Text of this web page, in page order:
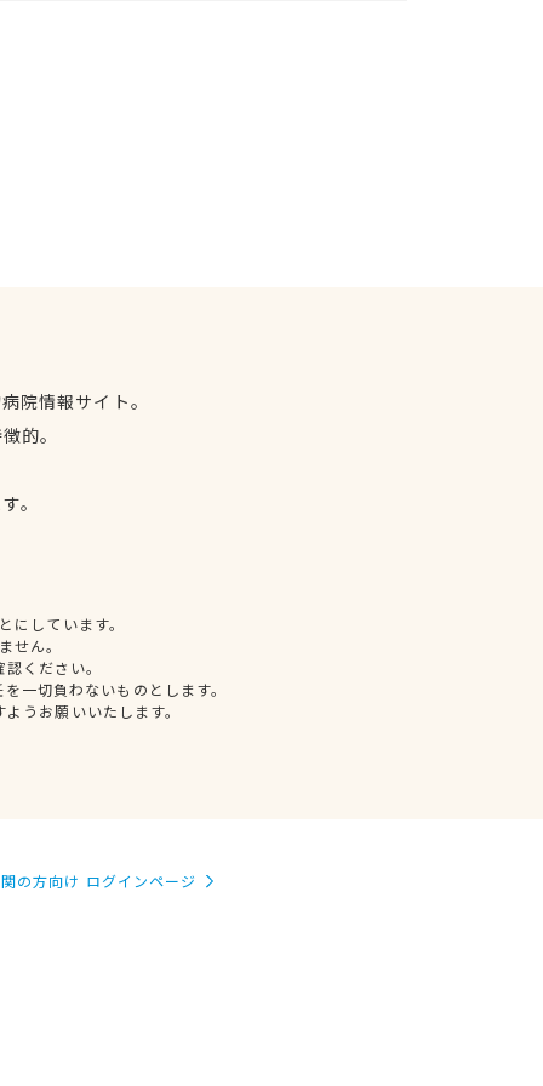
院情報サイト。
的。
。
しています。
せん。
ください。
一切負わないものとします。
うお願いいたします。
の方向け ログインページ